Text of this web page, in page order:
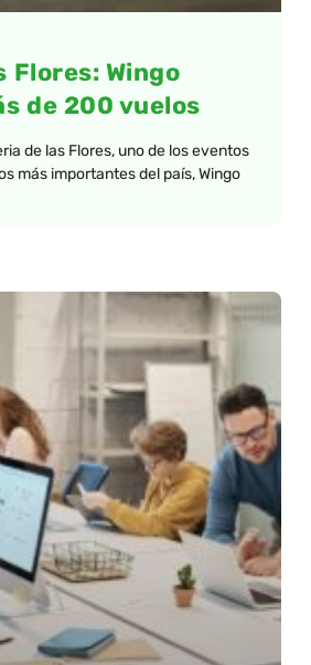
Flores: Wingo
de 200 vuelos
de las Flores, uno de los eventos
más importantes del país, Wingo